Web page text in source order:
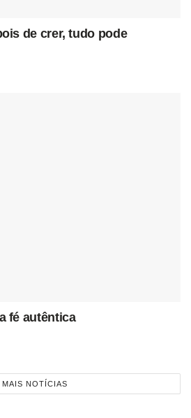
de crer, tudo pode
fé autêntica
MAIS NOTÍCIAS